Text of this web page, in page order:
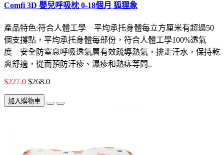
Comfi 3D 嬰兒呼吸枕 0-18個月 狐狸象
產品特色:符合人體工學 平均承托身體每立方厘米有超過50
個支撐點，平均承托身體每部份，符合人體工學100%透氣
度 安全防窒息呼吸透氣層有效疏導熱氣，排走汗水，保持乾
爽舒適，從而預防汗疹、濕疹和熱痱等問..
$227.0 $268.0
加入購物車